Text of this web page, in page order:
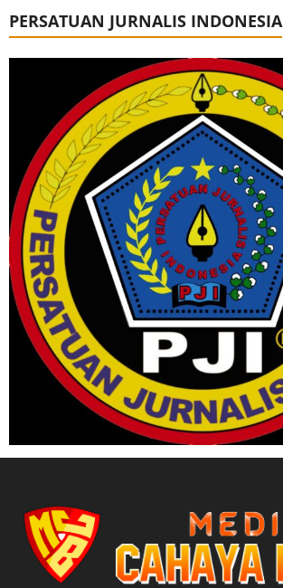
PERSATUAN JURNALIS INDONESIA